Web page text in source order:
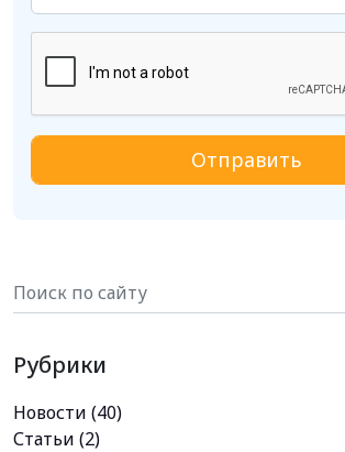
Рубрики
Новости (40)
Статьи (2)